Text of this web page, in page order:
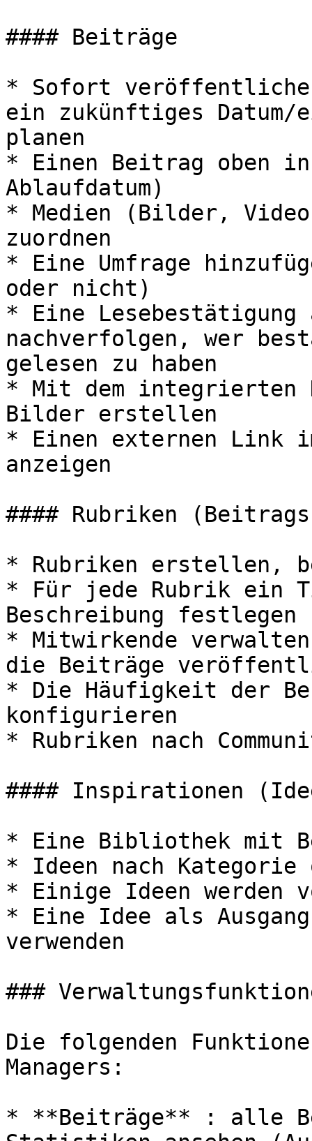
#### Beiträge
* Sofort
ein zukünftiges
planen
* Einen Beitrag oben
Ablaufdatum)
* Medien (Bilder,
zuordnen
* Eine Umfrage
oder nicht)
* Eine Lesebestätigung
nachverfolgen, wer
gelesen zu haben
* Mit dem integrierten
Bilder erstellen
* Einen externen Link
anzeigen
#### Rubriken
* Rubriken erstellen,
* Für jede Rubrik ein
Beschreibung festlegen
* Mitwirkende
die Beiträge
* Die Häufigkeit der
konfigurieren
* Rubriken nach
#### Inspirationen
* Eine Bibliothek mit
* Ideen nach Kategorie
* Einige Ideen werden
* Eine Idee als
verwenden
###
Die folgenden
Managers:
* **Beiträge** : alle